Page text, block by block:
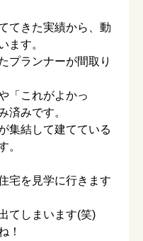
てきた実績から、動
ます。
プランナーが間取り
「これがよかっ
済みです。
集結して建てている
。
宅を見学に行きます
てしまいます(笑)
！